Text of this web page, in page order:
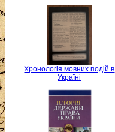
Хронологія мовних подій в
Україні